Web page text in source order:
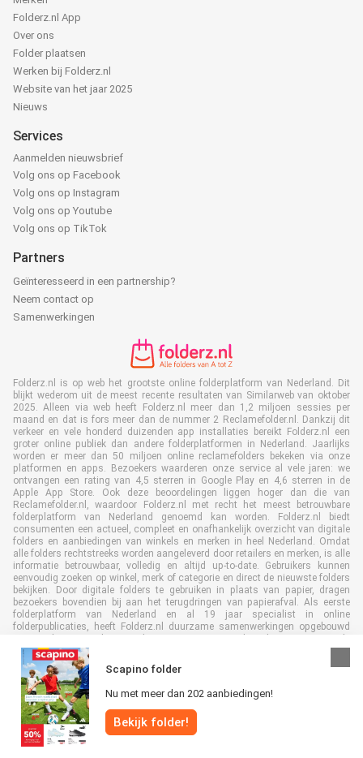
Scapino folder
Nu met meer dan 202 aanbiedingen!
Bekijk folder!
Folderz.nl App
Over ons
Folder plaatsen
Werken bij Folderz.nl
Website van het jaar 2025
Nieuws
Services
Aanmelden nieuwsbrief
Volg ons op Facebook
Volg ons op Instagram
Volg ons op Youtube
Volg ons op TikTok
Partners
Geïnteresseerd in een partnership?
Neem contact op
Samenwerkingen
Folderz.nl is op web het grootste online folderplatform van Nederland. Dit
blijkt wederom uit de meest recente resultaten van Similarweb van oktober
2025. Alleen via web heeft Folderz.nl meer dan 1,2 miljoen sessies per
maand en dat is fors meer dan de nummer 2 Reclamefolder.nl. Dankzij dit
verkeer en vele honderd duizenden app installaties bereikt Folderz.nl een
groter online publiek dan andere folderplatformen in Nederland. Jaarlijks
worden er meer dan 50 miljoen online reclamefolders bekeken via onze
platformen en apps. Bezoekers waarderen onze service al vele jaren: we
ontvangen een rating van 4,5 sterren in Google Play en 4,6 sterren in de
Apple App Store. Ook deze beoordelingen liggen hoger dan die van
Reclamefolder.nl, waardoor Folderz.nl met recht het meest betrouwbare
folderplatform van Nederland genoemd kan worden. Folderz.nl biedt
consumenten een actueel, compleet en onafhankelijk overzicht van digitale
folders en aanbiedingen van winkels en merken in heel Nederland. Omdat
alle folders rechtstreeks worden aangeleverd door retailers en merken, is alle
informatie betrouwbaar, volledig en altijd up-to-date. Gebruikers kunnen
eenvoudig zoeken op winkel, merk of categorie en direct de nieuwste folders
bekijken. Door digitale folders te gebruiken in plaats van papier, dragen
bezoekers bovendien bij aan het terugdringen van papierafval. Als eerste
folderplatform van Nederland en al 19 jaar specialist in online
folderpublicaties, heeft Folderz.nl duurzame samenwerkingen opgebouwd
speler in de digitale foldermarkt.
Alle rechten voorbehouden © Folderz.nl 2026 |